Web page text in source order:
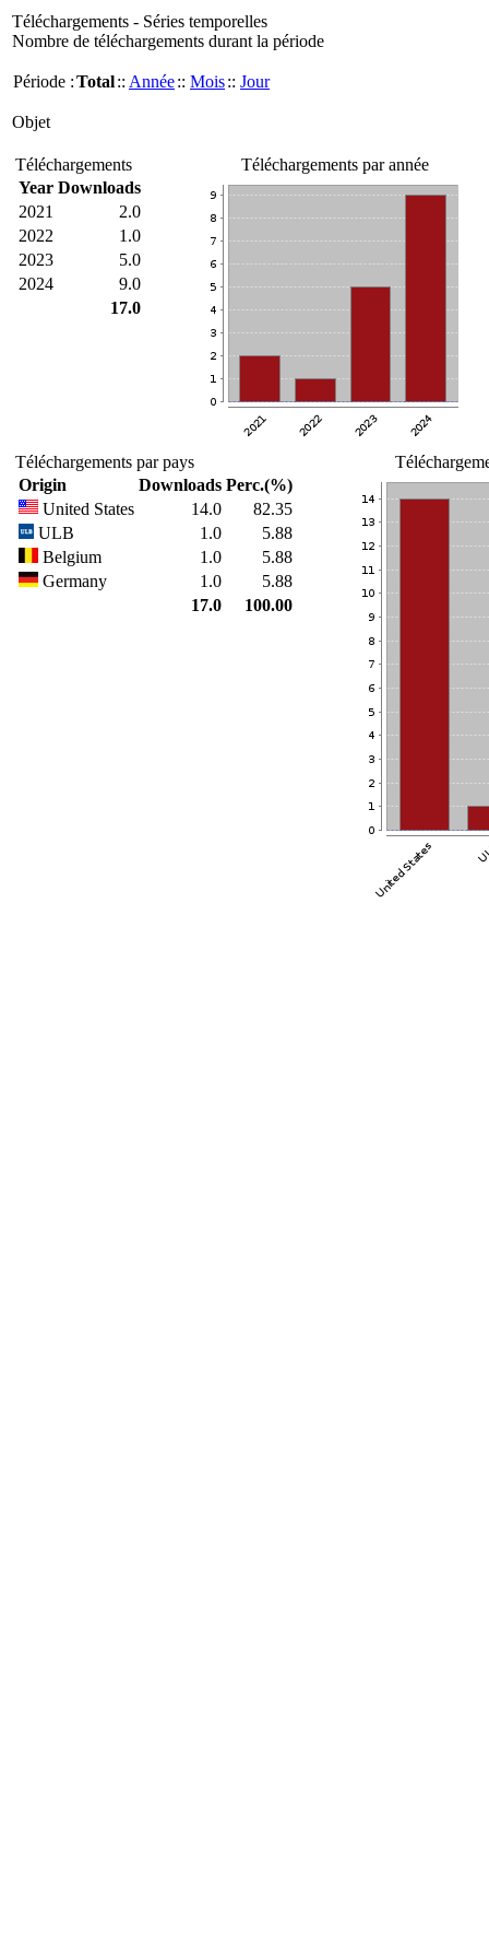
Téléchargements - Séries temporelles
Nombre de téléchargements durant la période
Période :Total:: Année:: Mois:: Jour
Objet
Téléchargements
Year Downloads
2021
2.0
2022
1.0
2023
5.0
2024
9.0
17.0
Téléchargements par année
Téléchargements par pays
Origin
Downloads Perc.(%)
United States
14.0
82.35
ULB
1.0
5.88
Belgium
1.0
5.88
Germany
1.0
5.88
17.0
100.00